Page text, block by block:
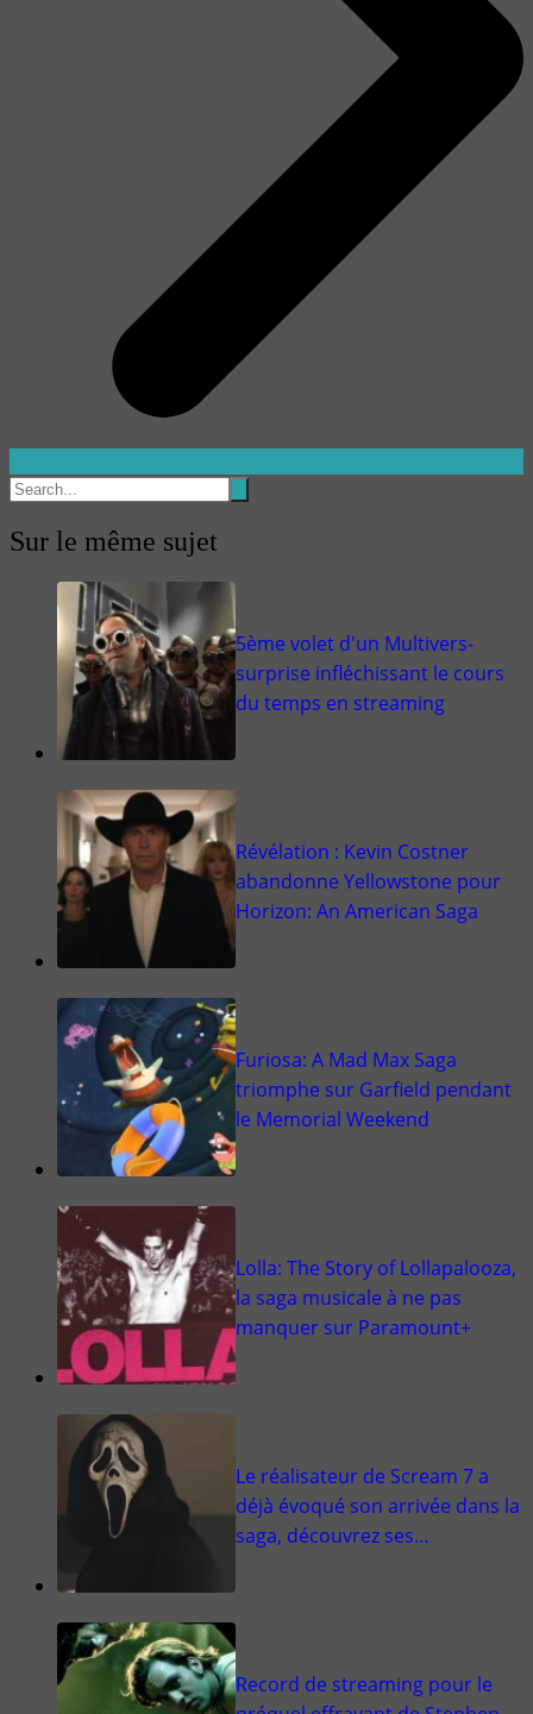
Sur le même sujet
5ème volet d'un Multivers-
surprise infléchissant le cours
du temps en streaming
Révélation : Kevin Costner
abandonne Yellowstone pour
Horizon: An American Saga
Furiosa: A Mad Max Saga
triomphe sur Garfield pendant
le Memorial Weekend
Lolla: The Story of Lollapalooza,
la saga musicale à ne pas
manquer sur Paramount+
Le réalisateur de Scream 7 a
déjà évoqué son arrivée dans la
saga, découvrez ses…
Record de streaming pour le